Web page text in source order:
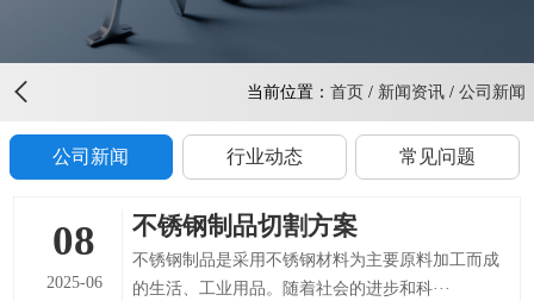
当前位置： 首页 / 新闻资讯 / 公司新闻
公司新闻 行业动态 常见问题
08
2025-06
不锈钢制品切割方案
不锈钢制品是采用不锈钢材料为主要原料加工而成
的生活、工业用品。随着社会的进步和科···